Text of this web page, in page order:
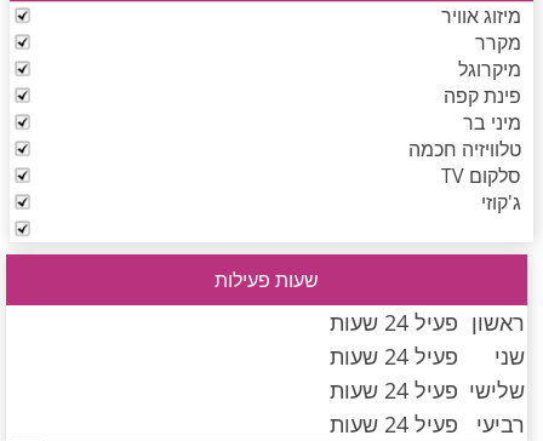
חדרים לפי שעה ברמת הגולן
חדרים לפי שעה בהערבה
חדרים לפי שעה במישור החוף הדרומי
מיזוג אוויר
מקרר
מיקרוגל
פינת קפה
מיני בר
טלוויזיה חכמה
סלקום TV
ג'קוזי
שעות פעילות
ראשון פעיל 24 שעות
שני
פעיל 24 שעות
שלישי פעיל 24 שעות
רביעי
פעיל 24 שעות